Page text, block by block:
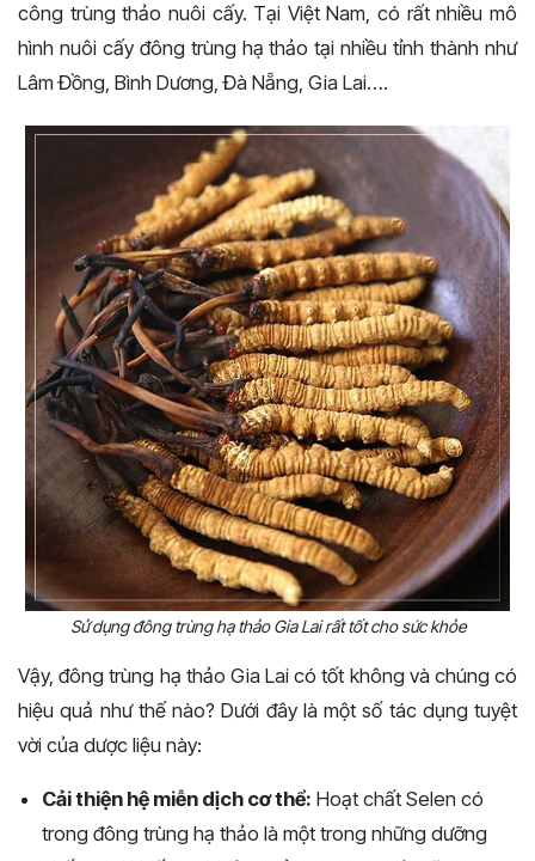
công trùng thảo nuôi cấy. Tại Việt Nam, có rất nhiều mô
hình nuôi cấy đông trùng hạ thảo tại nhiều tỉnh thành như
Lâm Đồng, Bình Dương, Đà Nẵng, Gia Lai….
Sử dụng đông trùng hạ thảo Gia Lai rất tốt cho sức khỏe
Vậy, đông trùng hạ thảo Gia Lai có tốt không và chúng có
hiệu quả như thế nào? Dưới đây là một số tác dụng tuyệt
vời của dược liệu này:
Cải thiện hệ miễn dịch cơ thể: Hoạt chất Selen có
trong đông trùng hạ thảo là một trong những dưỡng